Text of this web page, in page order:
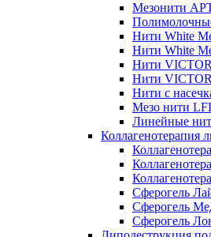
Мезонити
Нити White
Нити White
Нити
Нити
Нити с
Мезо нити
Линейные
Коллагенотерапия
Сферогель
Сферогель
Сферогель